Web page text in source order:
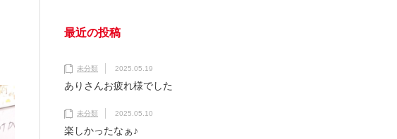
最近の投稿
未分類 2025.05.19
ありさんお疲れ様でした
未分類 2025.05.10
楽しかったなぁ♪